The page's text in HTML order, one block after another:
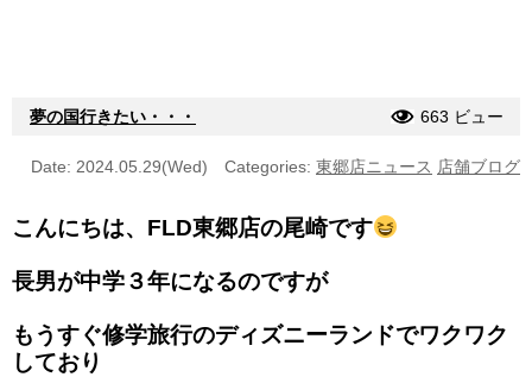
夢の国行きたい・・・ 663 ビュー
Date: 2024.05.29(Wed) Categories: 東郷店ニュース 店舗ブログ
こんにちは、FLD東郷店の尾崎です
長男が中学３年になるのですが
もうすぐ修学旅行のディズニーランドでワクワク
しており